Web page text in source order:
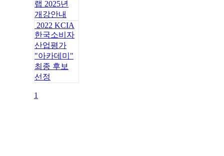
랩 2025년
개강안내
2022 KCIA
한국소비자
산업평가
"아카데미"
최종 후보
선정
1